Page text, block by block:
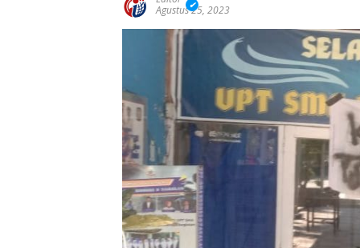
Agustus 25, 2023